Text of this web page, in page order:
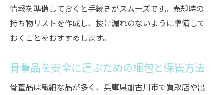
情報を準備しておくと手続きがスムーズです。売却時の
持ち物リストを作成し、抜け漏れのないように準備して
おくことをおすすめします。
骨董品を安全に運ぶための梱包と保管方法
骨董品は繊細な品が多く、兵庫県加古川市で買取店や出